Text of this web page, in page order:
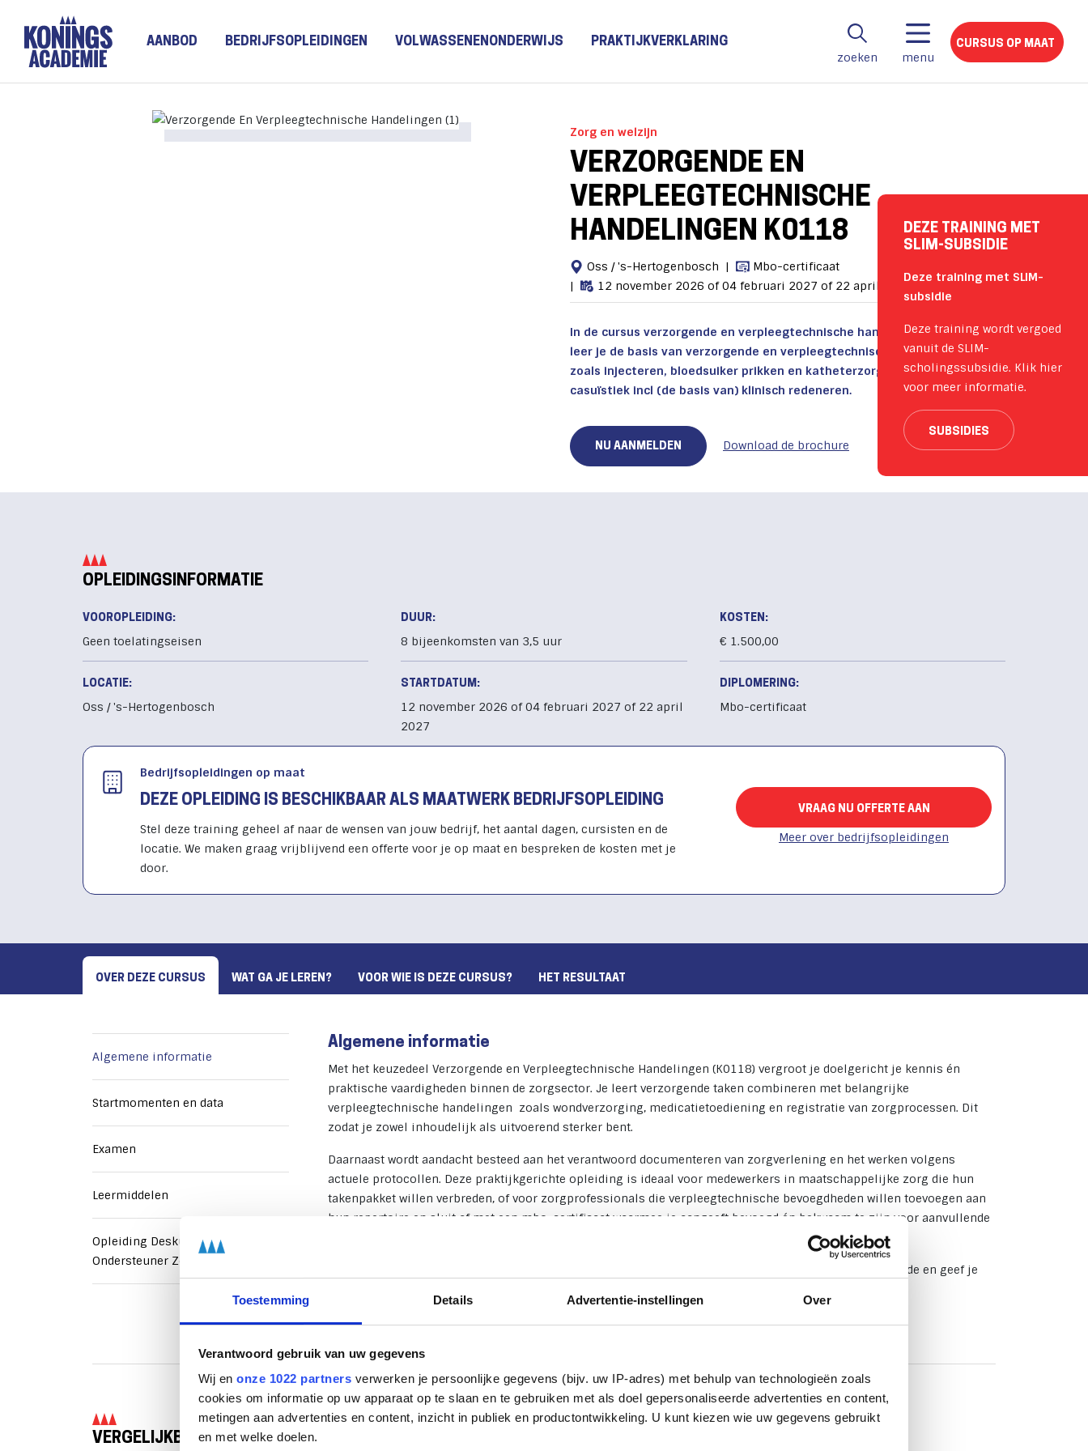
Toestemming Details Advertentie-instellingen Over
Verantwoord gebruik van uw gegevens
Wij en onze 1022 partners verwerken je persoonlijke gegevens (bijv. uw IP-adres) met behulp van technologieën zoals
cookies om informatie op uw apparaat op te slaan en te gebruiken met als doel gepersonaliseerde advertenties en content,
metingen aan advertenties en content, inzicht in publiek en productontwikkeling. U kunt kiezen wie uw gegevens gebruikt
en met welke doelen.
AANBOD BEDRIJFSOPLEIDINGEN VOLWASSENENONDERWIJS PRAKTIJKVERKLARING
zoeken menu
CURSUS OP MAAT
Zorg en welzijn
VERZORGENDE EN
VERPLEEGTECHNISCHE
HANDELINGEN K0118
Oss / 's-Hertogenbosch
Mbo-certificaat
12 november 2026 of 04 februari 2027 of 22 april 2027
In de cursus verzorgende en verpleegtechnische handelingen (K0118)
leer je de basis van verzorgende en verpleegtechnische handelingen,
zoals injecteren, bloedsuiker prikken en katheterzorg mbv passende
casuïstiek incl (de basis van) klinisch redeneren.
NU AANMELDEN Download de brochure
OPLEIDINGSINFORMATIE
VOOROPLEIDING:
Geen toelatingseisen
DUUR:
8 bijeenkomsten van 3,5 uur
KOSTEN:
€ 1.500,00
LOCATIE:
Oss / 's-Hertogenbosch
STARTDATUM:
12 november 2026 of 04 februari 2027 of 22 april
2027
DIPLOMERING:
Mbo-certificaat
Bedrijfsopleidingen op maat
DEZE OPLEIDING IS BESCHIKBAAR ALS MAATWERK BEDRIJFSOPLEIDING
Stel deze training geheel af naar de wensen van jouw bedrijf, het aantal dagen, cursisten en de
locatie. We maken graag vrijblijvend een offerte voor je op maat en bespreken de kosten met je
door.
VRAAG NU OFFERTE AAN
Meer over bedrijfsopleidingen
OVER DEZE CURSUS WAT GA JE LEREN? VOOR WIE IS DEZE CURSUS? HET RESULTAAT
Algemene informatie
Startmomenten en data
Examen
Leermiddelen
Opleiding Deskundig
Ondersteuner Zorg en Welzijn
Algemene informatie
Met het keuzedeel Verzorgende en Verpleegtechnische Handelingen (K0118) vergroot je doelgericht je kennis én
praktische vaardigheden binnen de zorgsector. Je leert verzorgende taken combineren met belangrijke
verpleegtechnische handelingen zoals wondverzorging, medicatietoediening en registratie van zorgprocessen. Dit
zodat je zowel inhoudelijk als uitvoerend sterker bent.
Daarnaast wordt aandacht besteed aan het verantwoord documenteren van zorgverlening en het werken volgens
actuele protocollen. Deze praktijkgerichte opleiding is ideaal voor medewerkers in maatschappelijke zorg die hun
takenpakket willen verbreden, of voor zorgprofessionals die verpleegtechnische bevoegdheden willen toevoegen aan
hun repertoire en sluit af met een mbo-certificaat waarmee je aangeeft bevoegd én bekwaam te zijn voor aanvullende
Leg vandaag nog de basis voor jouw versterkte inzetbaarheid in de zorg, verhoog je professionele waarde en geef je
VERGELIJKBARE OPLEIDINGEN
DEZE TRAINING MET
SLIM-SUBSIDIE
Deze training met SLIM-
subsidie
Deze training wordt vergoed
vanuit de SLIM-
scholingssubsidie. Klik hier
voor meer informatie.
SUBSIDIES